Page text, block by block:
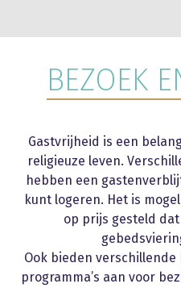
BEZOEK
Gastvrijheid is een
religieuze leven.
hebben een
kunt logeren. Het is
op prijs gesteld
Ook bieden
programma’s aan voor